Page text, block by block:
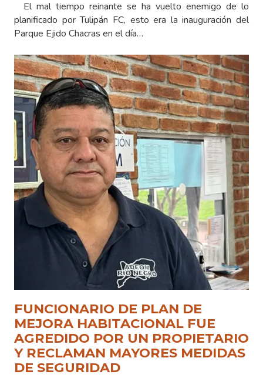
El mal tiempo reinante se ha vuelto enemigo de lo
planificado por Tulipán FC, esto era la inauguración del
Parque Ejido Chacras en el día…
FUNCIONARIO DE PLAN DE
MEJORA HABITACIONAL FUE
AGREDIDO POR UN PROPIETARIO
Y RECLAMAN MAYORES MEDIDAS
DE SEGURIDAD